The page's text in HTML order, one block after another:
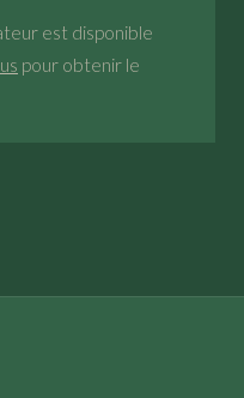
est disponible
pour obtenir le